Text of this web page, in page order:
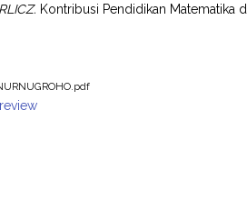
Kontribusi Pendidikan Matematika